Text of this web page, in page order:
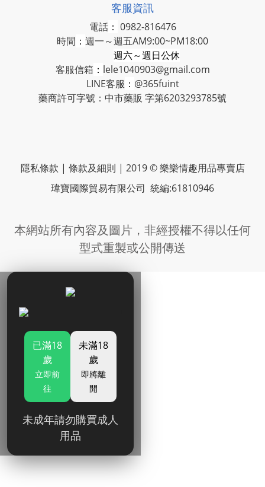
客服資訊
電話： 0982-816476
時間 ： 週一～週五AM9:00~PM18:00
週六～週日公休
客服信箱 ： lele1040903@gmail.com
LINE客服 ： @365fuint
藥商許可字號：中市藥販 字第6203293785號
隱私條款 | 條款及細則 | 2019 © 樂樂情趣用品專賣店
瑋寶國際貿易有限公司 統編:61810946
本網站所有內容及圖片，非經授權不得以任何
型式重製或公開傳送
已滿18
歲
立即前
往
未滿18
歲
即將離
開
未成年請勿購買成人
用品